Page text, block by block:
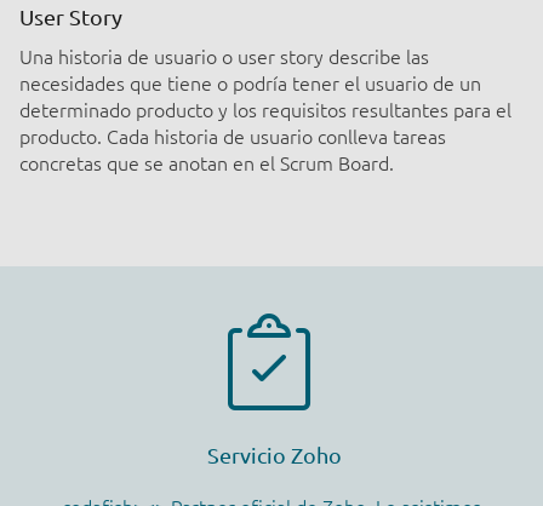
User Story
Una historia de usuario o user story describe las
necesidades que tiene o podría tener el usuario de un
determinado producto y los requisitos resultantes para el
producto. Cada historia de usuario conlleva tareas
concretas que se anotan en el Scrum Board.
Servicio Zoho